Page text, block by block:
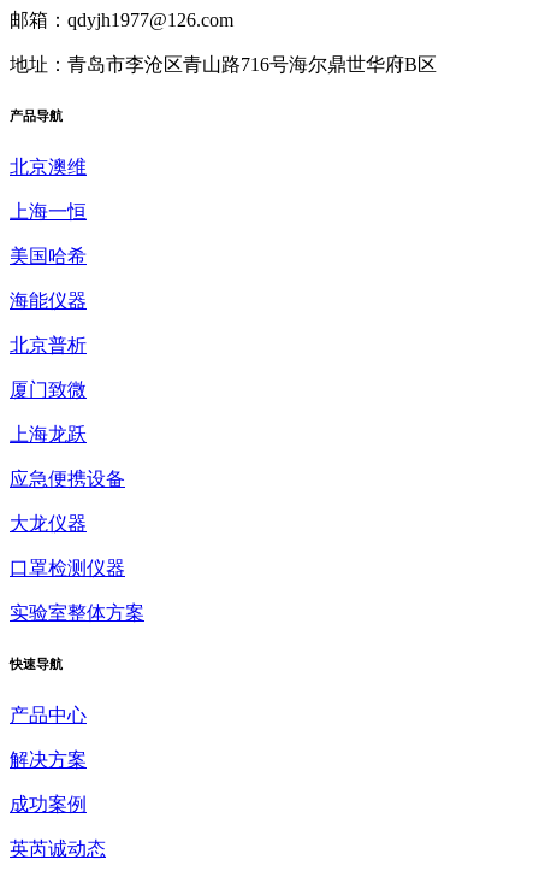
邮箱：qdyjh1977@126.com
地址：青岛市李沧区青山路716号海尔鼎世华府B区
产品导航
北京澳维
上海一恒
美国哈希
海能仪器
北京普析
厦门致微
上海龙跃
应急便携设备
大龙仪器
口罩检测仪器
实验室整体方案
快速导航
产品中心
解决方案
成功案例
英芮诚动态